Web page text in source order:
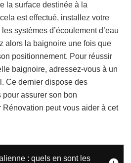
la surface destinée à la
est effectué, installez votre
systèmes d’écoulement d’eau
alors la baignoire une fois que
positionnement. Pour réussir
baignoire, adressez-vous à un
Ce dernier dispose des
assurer son bon
peut vous aider à cet
: quels en sont les